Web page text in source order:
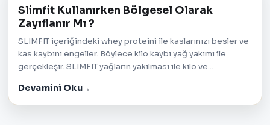
Slimfit Kullanırken Bölgesel Olarak
Zayıflanır Mı ?
SLIMFIT içeriğindeki whey proteini ile kaslarınızı besler ve
kas kaybını engeller. Böylece kilo kaybı yağ yakımı ile
gerçekleşir. SLIMFIT yağların yakılması ile kilo ve...
Devamini Oku